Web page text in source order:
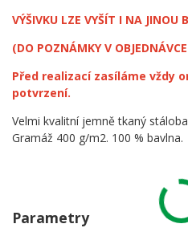
VÝŠIVKU LZE VYŠÍT I NA JINOU
(DO POZNÁMKY V
Před realizací zasíláme vždy
potvrzení.
Velmi kvalitní jemně tkaný
Gramáž 400 g/m2. 100 % bavlna.
Parametry